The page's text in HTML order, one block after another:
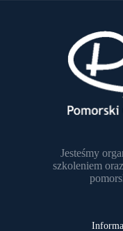
Jesteśmy
szkoleniem